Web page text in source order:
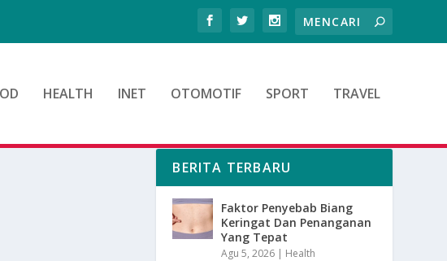
HEALTH INET OTOMOTIF SPORT TRAVEL
BERITA TERBARU
Faktor Penyebab Biang
Keringat Dan Penanganan
Yang Tepat
Agu 5, 2026 | Health